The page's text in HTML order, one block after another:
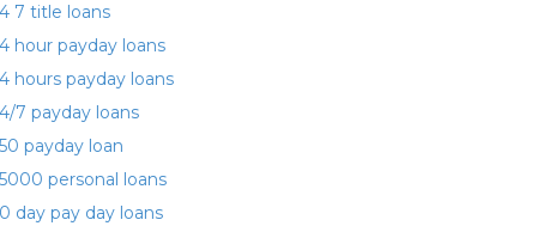
7 title loans
hour payday loans
hours payday loans
7 payday loans
payday loan
personal loans
day pay day loans